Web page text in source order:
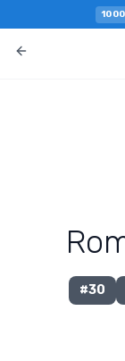
#30